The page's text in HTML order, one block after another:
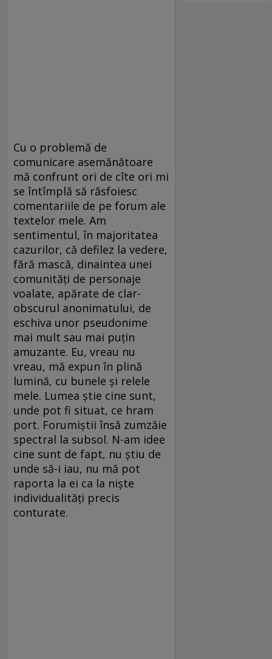
Cu o problemă de
comunicare asemănătoare
mă confrunt ori de cîte ori mi
se întîmplă să răsfoiesc
comentariile de pe forum ale
textelor mele. Am
sentimentul, în majoritatea
cazurilor, că defilez la vedere,
fără mască, dinaintea unei
comunităţi de personaje
voalate, apărate de clar-
obscurul anonimatului, de
eschiva unor pseudonime
mai mult sau mai puţin
amuzante. Eu, vreau nu
vreau, mă expun în plină
lumină, cu bunele şi relele
mele. Lumea ştie cine sunt,
unde pot fi situat, ce hram
port. Forumiştii însă zumzăie
spectral la subsol. N-am idee
cine sunt de fapt, nu ştiu de
unde să-i iau, nu mă pot
raporta la ei ca la nişte
individualităţi precis
conturate.